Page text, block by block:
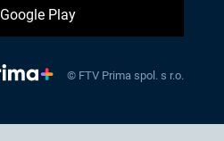
Google Play
© FTV Prima spol. s r.o.